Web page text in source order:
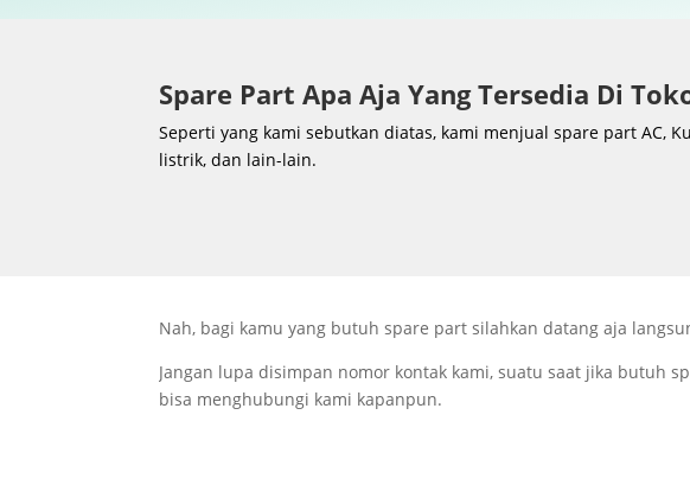
Spare Part Apa Aja Yang Tersedia Di
Seperti yang kami sebutkan diatas, kami menjual spare part AC,
listrik, dan lain-lain.
Nah, bagi kamu yang butuh spare part silahkan datang aja
Jangan lupa disimpan nomor kontak kami, suatu saat jika butuh
bisa menghubungi kami kapanpun.